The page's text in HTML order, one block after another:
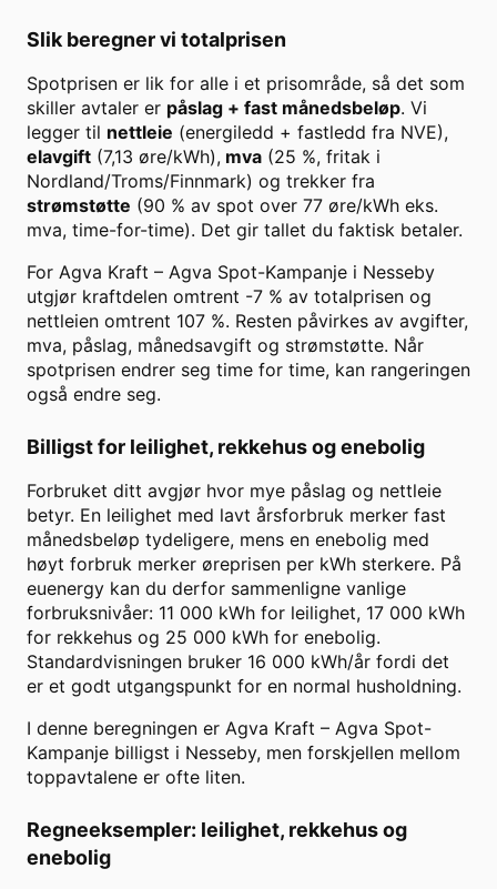
Slik beregner vi totalprisen
Spotprisen er lik for alle i et prisområde, så det som
skiller avtaler er påslag + fast månedsbeløp. Vi
legger til nettleie (energiledd + fastledd fra NVE),
elavgift (7,13 øre/kWh), mva (25 %, fritak i
Nordland/Troms/Finnmark) og trekker fra
strømstøtte (90 % av spot over 77 øre/kWh eks.
mva, time-for-time). Det gir tallet du faktisk betaler.
For Agva Kraft – Agva Spot-Kampanje i Nesseby
utgjør kraftdelen omtrent -7 % av totalprisen og
nettleien omtrent 107 %. Resten påvirkes av avgifter,
mva, påslag, månedsavgift og strømstøtte. Når
spotprisen endrer seg time for time, kan rangeringen
også endre seg.
Billigst for leilighet, rekkehus og enebolig
Forbruket ditt avgjør hvor mye påslag og nettleie
betyr. En leilighet med lavt årsforbruk merker fast
månedsbeløp tydeligere, mens en enebolig med
høyt forbruk merker øreprisen per kWh sterkere. På
euenergy kan du derfor sammenligne vanlige
forbruksnivåer: 11 000 kWh for leilighet, 17 000 kWh
for rekkehus og 25 000 kWh for enebolig.
Standardvisningen bruker 16 000 kWh/år fordi det
er et godt utgangspunkt for en normal husholdning.
I denne beregningen er Agva Kraft – Agva Spot-
Kampanje billigst i Nesseby, men forskjellen mellom
toppavtalene er ofte liten.
Regneeksempler: leilighet, rekkehus og
enebolig